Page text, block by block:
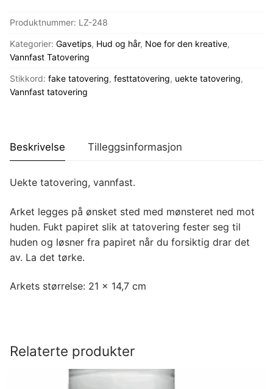
Produktnummer: LZ-248
Kategorier: Gavetips, Hud og hår, Noe for den kreative,
Vannfast Tatovering
Stikkord: fake tatovering, festtatovering, uekte tatovering,
Vannfast tatovering
Beskrivelse Tilleggsinformasjon
Uekte tatovering, vannfast.
Arket legges på ønsket sted med mønsteret ned mot
huden. Fukt papiret slik at tatovering fester seg til
huden og løsner fra papiret når du forsiktig drar det
av. La det tørke.
Arkets størrelse: 21 x 14,7 cm
Relaterte produkter